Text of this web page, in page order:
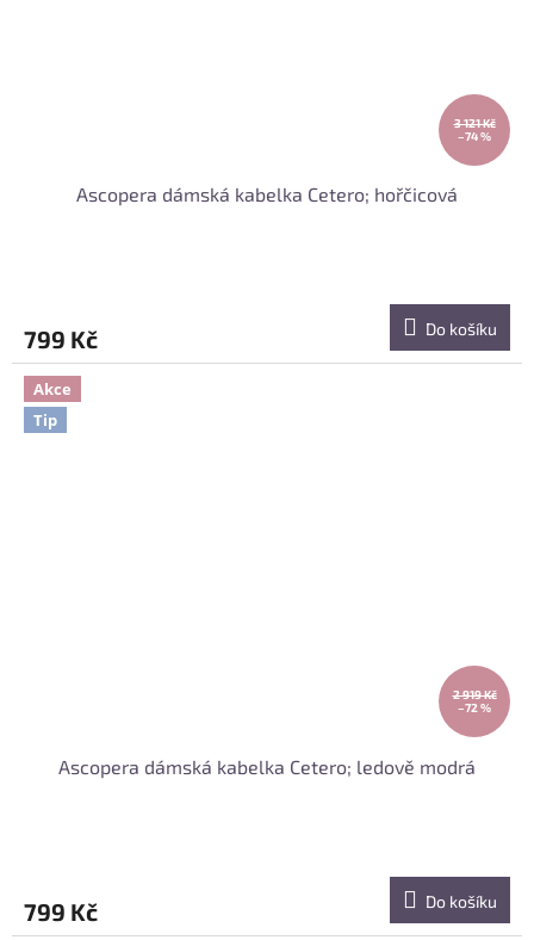
3 121 Kč
–74 %
Ascopera dámská kabelka Cetero; hořčicová
799 Kč Do košíku
Akce
Tip
2 919 Kč
–72 %
Ascopera dámská kabelka Cetero; ledově modrá
799 Kč Do košíku